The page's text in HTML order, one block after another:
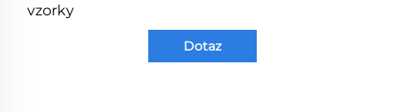
vzorky
Dotaz